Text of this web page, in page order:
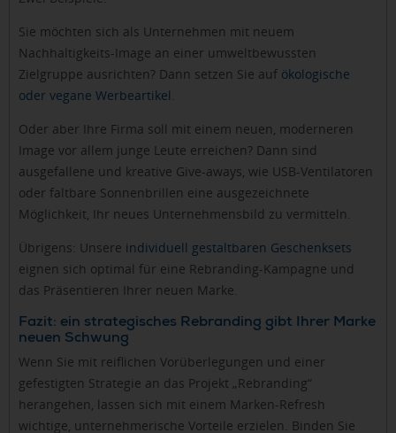
Sie möchten sich als Unternehmen mit neuem
Nachhaltigkeits-Image an einer umweltbewussten
Zielgruppe ausrichten? Dann setzen Sie auf ökologische
oder vegane Werbeartikel.
Oder aber Ihre Firma soll mit einem neuen, moderneren
Image vor allem junge Leute erreichen? Dann sind
ausgefallene und kreative Give-aways, wie USB-Ventilatoren
oder faltbare Sonnenbrillen eine ausgezeichnete
Möglichkeit, Ihr neues Unternehmensbild zu vermitteln.
Übrigens: Unsere individuell gestaltbaren Geschenksets
eignen sich optimal für eine Rebranding-Kampagne und
das Präsentieren Ihrer neuen Marke.
Fazit: ein strategisches Rebranding gibt Ihrer Marke
neuen Schwung
Wenn Sie mit reiflichen Vorüberlegungen und einer
gefestigten Strategie an das Projekt „Rebranding“
herangehen, lassen sich mit einem Marken-Refresh
wichtige, unternehmerische Vorteile erzielen. Binden Sie